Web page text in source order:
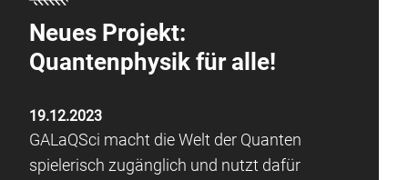
Neues Projekt:
Quantenphysik für alle!
19.12.2023
GALaQSci macht die Welt der Quanten
spielerisch zugänglich und nutzt dafür